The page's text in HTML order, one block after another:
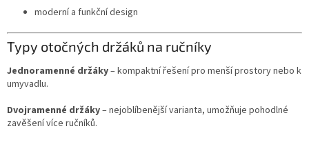
moderní a funkční design
Typy otočných držáků na ručníky
Jednoramenné držáky– kompaktní řešení pro menší prostory nebo k
umyvadlu.
Dvojramenné držáky– nejoblíbenější varianta, umožňuje pohodlné
zavěšení více ručníků.